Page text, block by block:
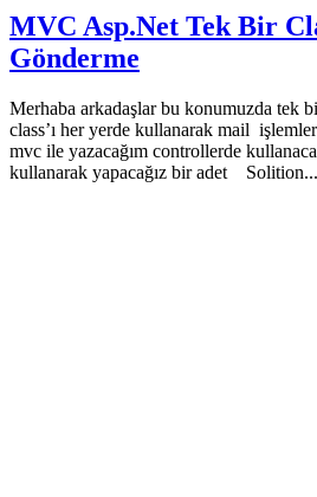
MVC Asp.Net Tek Bir
Gönderme
Merhaba arkadaşlar bu konumuzda tek
class’ı her yerde kullanarak mail
mvc ile yazacağım controllerde
kullanarak yapacağız bir adet Solition...